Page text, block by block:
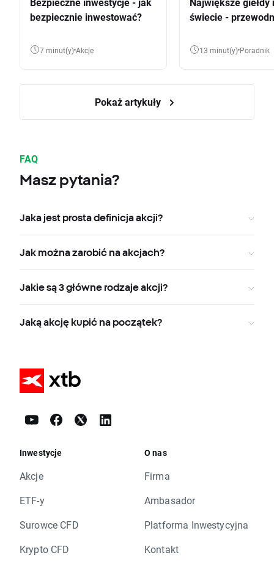
bezpiecznie inwestować?
7 minut(y) Akcje
świecie -
13 minut(y) Poradnik
Pokaż artykuły
FAQ
Masz pytania?
Jaka jest prosta definicja akcji?
Jak można zarobić na akcjach?
Jakie są 3 główne rodzaje akcji?
Jaką akcję kupić na początek?
Inwestycje
Akcje
ETF-y
Surowce CFD
Krypto CFD
O nas
Firma
Ambasador
Platforma Inwestycyjna
Kontakt